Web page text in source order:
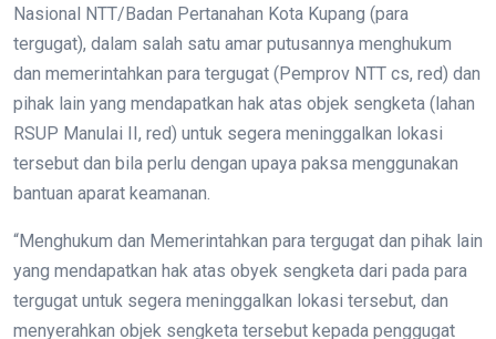
Nasional NTT/Badan Pertanahan Kota Kupang (para
tergugat), dalam salah satu amar putusannya menghukum
dan memerintahkan para tergugat (Pemprov NTT cs, red) dan
pihak lain yang mendapatkan hak atas objek sengketa (lahan
RSUP Manulai II, red) untuk segera meninggalkan lokasi
tersebut dan bila perlu dengan upaya paksa menggunakan
bantuan aparat keamanan.
“Menghukum dan Memerintahkan para tergugat dan pihak lain
yang mendapatkan hak atas obyek sengketa dari pada para
tergugat untuk segera meninggalkan lokasi tersebut, dan
menyerahkan objek sengketa tersebut kepada penggugat